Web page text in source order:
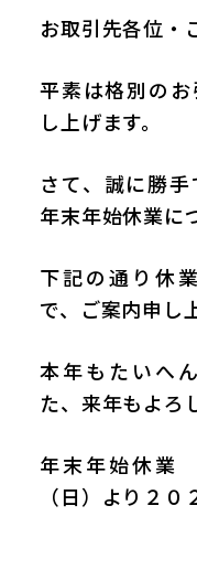
お取引先各位・
平素は格別の
し上げます。
さて、誠に勝
年末年始休業に
下記の通り休
で、ご案内申し
本年もたいへ
た、来年もよろ
年末年始休業
（日）より２